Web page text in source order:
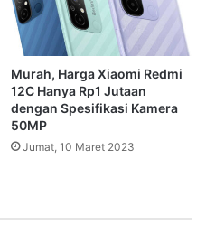
Murah, Harga Xiaomi Redmi
12C Hanya Rp1 Jutaan
dengan Spesifikasi Kamera
50MP
Jumat, 10 Maret 2023